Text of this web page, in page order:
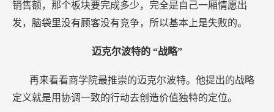
销售额，那个板块要完成多少，完全是自己一厢情愿出
发，脑袋里没有顾客没有竞争，所以基本上是失败的。
迈克尔波特的 “战略”
再来看看商学院最推崇的迈克尔波特。他提出的战略
定义就是用协调一致的行动去创造价值独特的定位。